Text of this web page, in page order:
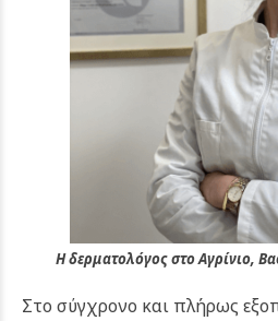
Η δερματολόγος στο Αγρίνιο,
Στο σύγχρονο και πλήρως